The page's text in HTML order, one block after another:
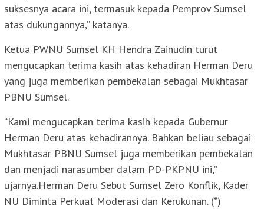
suksesnya acara ini, termasuk kepada Pemprov Sumsel
atas dukungannya,” katanya.
Ketua PWNU Sumsel KH Hendra Zainudin turut
mengucapkan terima kasih atas kehadiran Herman Deru
yang juga memberikan pembekalan sebagai Mukhtasar
PBNU Sumsel.
“Kami mengucapkan terima kasih kepada Gubernur
Herman Deru atas kehadirannya. Bahkan beliau sebagai
Mukhtasar PBNU Sumsel juga memberikan pembekalan
dan menjadi narasumber dalam PD-PKPNU ini,”
ujarnya.Herman Deru Sebut Sumsel Zero Konflik, Kader
NU Diminta Perkuat Moderasi dan Kerukunan. (*)